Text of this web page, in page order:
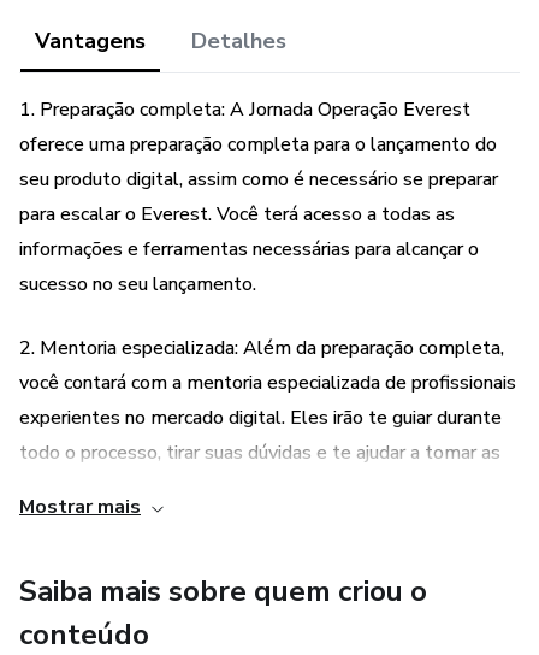
Vantagens Detalhes
1. Preparação completa: A Jornada Operação Everest
oferece uma preparação completa para o lançamento do
seu produto digital, assim como é necessário se preparar
para escalar o Everest. Você terá acesso a todas as
informações e ferramentas necessárias para alcançar o
sucesso no seu lançamento.
2. Mentoria especializada: Além da preparação completa,
você contará com a mentoria especializada de profissionais
experientes no mercado digital. Eles irão te guiar durante
todo o processo, tirar suas dúvidas e te ajudar a tomar as
Everest, você se compromete a seguir todas as etapas e
ações necessárias para alcançar o sucesso no seu
Mostrar mais
Saiba mais sobre quem criou o
conteúdo